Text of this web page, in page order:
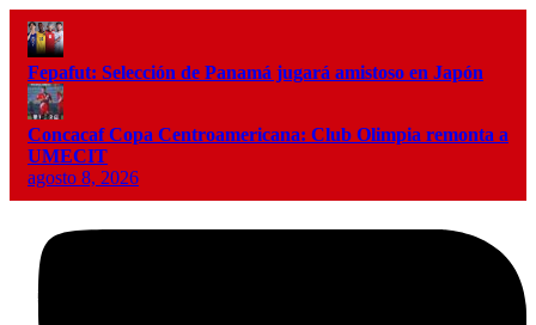
Fepafut: Selección de Panamá jugará amistoso en Japón
Concacaf Copa Centroamericana: Club Olimpia remonta a
UMECIT
agosto 8, 2026